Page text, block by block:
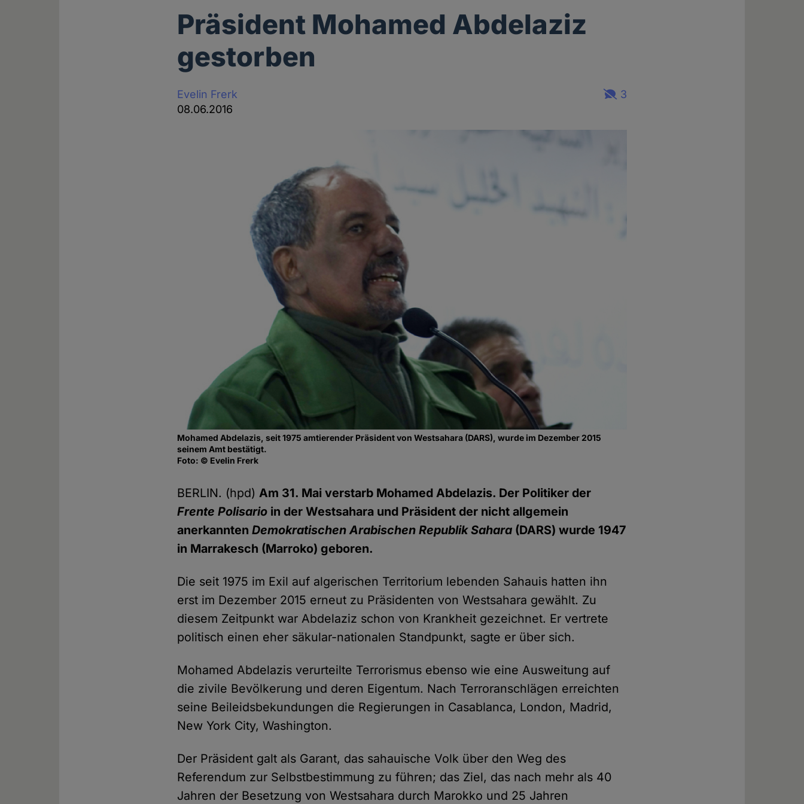
Präsident Mohamed Abdelaziz
gestorben
Evelin Frerk
08.06.2016
3
Mohamed Abdelazis, seit 1975 amtierender Präsident von Westsahara (DARS), wurde im Dezember 2015
seinem Amt bestätigt.
Foto: © Evelin Frerk
BERLIN. (hpd)Am 31. Mai verstarb Mohamed Abdelazis. Der Politiker der
Frente Polisario in der Westsahara und Präsident der nicht allgemein
anerkanntenDemokratischen Arabischen Republik Sahara (DARS) wurde 1947
in Marrakesch (Marroko) geboren.
Die seit 1975 im Exil auf algerischen Territorium lebenden Sahauis hatten ihn
erst im Dezember 2015 erneut zu Präsidenten von Westsahara gewählt. Zu
diesem Zeitpunkt war Abdelaziz schon von Krankheit gezeichnet. Er vertrete
politisch einen eher säkular-nationalen Standpunkt, sagte er über sich.
Mohamed Abdelazis verurteilte Terrorismus ebenso wie eine Ausweitung auf
die zivile Bevölkerung und deren Eigentum. Nach Terroranschlägen erreichten
seine Beileidsbekundungen die Regierungen in Casablanca, London, Madrid,
New York City, Washington.
Der Präsident galt als Garant, das sahauische Volk über den Weg des
Referendum zur Selbstbestimmung zu führen; das Ziel, das nach mehr als 40
Jahren der Besetzung von Westsahara durch Marokko und 25 Jahren